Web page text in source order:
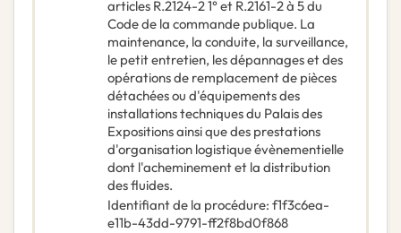
articles R.2124-2 1° et R.2161-2 à 5 du
Code de la commande publique. La
maintenance, la conduite, la surveillance,
le petit entretien, les dépannages et des
opérations de remplacement de pièces
détachées ou d'équipements des
installations techniques du Palais des
Expositions ainsi que des prestations
d'organisation logistique évènementielle
dont l'acheminement et la distribution
des fluides.
Identifiant de la procédure: f1f3c6ea-
e11b-43dd-9791-ff2f8bd0f868